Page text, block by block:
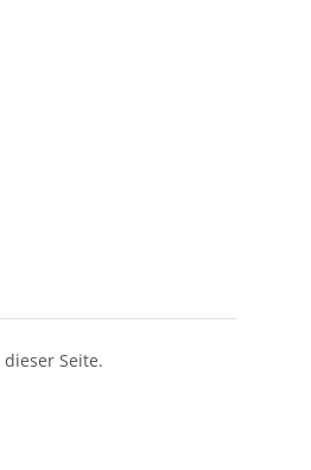
Seite.